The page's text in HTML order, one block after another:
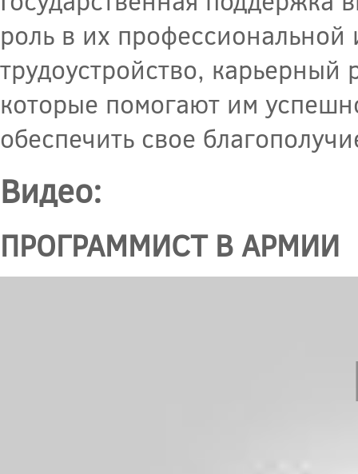
роль в их
трудоустройство, карьерный
которые помогают им
обеспечить свое
Видео:
ПРОГРАММИСТ В АРМИИ